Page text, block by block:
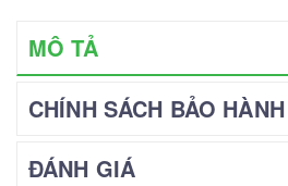
MÔ TẢ
CHÍNH SÁCH BẢO HÀNH
ĐÁNH GIÁ